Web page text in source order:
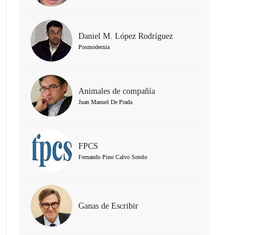
Daniel M. López Rodríguez
Posmodernia
Animales de compañía
Juan Manuel De Prada
FPCS
Fernando Pino Calvo Sotelo
Ganas de Escribir